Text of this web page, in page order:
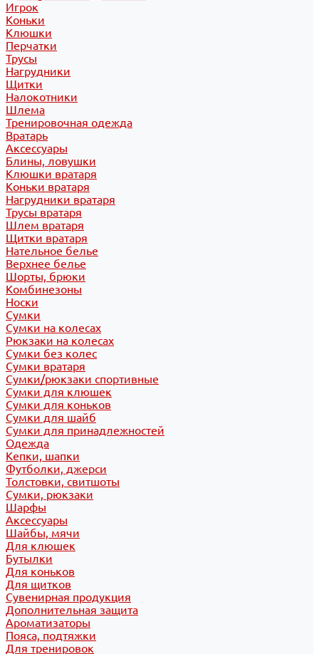
Игрок
Коньки
Клюшки
Перчатки
Трусы
Нагрудники
Щитки
Налокотники
Шлема
Тренировочная одежда
Вратарь
Аксессуары
Блины, ловушки
Клюшки вратаря
Коньки вратаря
Нагрудники вратаря
Трусы вратаря
Шлем вратаря
Щитки вратаря
Нательное белье
Верхнее белье
Шорты, брюки
Комбинезоны
Носки
Сумки
Сумки на колесах
Рюкзаки на колесах
Сумки без колес
Сумки вратаря
Сумки/рюкзаки спортивные
Сумки для клюшек
Сумки для коньков
Сумки для шайб
Сумки для принадлежностей
Одежда
Кепки, шапки
Футболки, джерси
Толстовки, свитшоты
Сумки, рюкзаки
Шарфы
Аксессуары
Шайбы, мячи
Для клюшек
Бутылки
Для коньков
Для щитков
Сувенирная продукция
Дополнительная защита
Ароматизаторы
Пояса, подтяжки
Для тренировок